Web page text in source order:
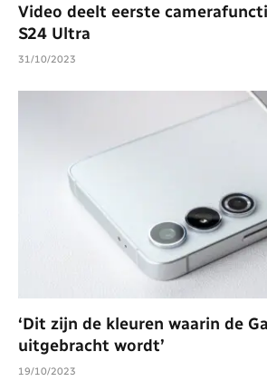
Video deelt eerste
S24 Ultra
31/10/2023
‘Dit zijn de kleuren waarin de
uitgebracht wordt’
19/10/2023